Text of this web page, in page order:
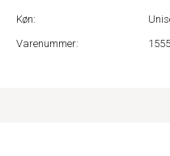
Køn:
Varenummer: